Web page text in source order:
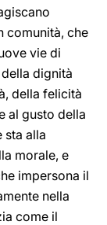
comunità, che
vie di
dignità
della felicità
al gusto della
sta alla
morale, e
impersona il
nella
come il